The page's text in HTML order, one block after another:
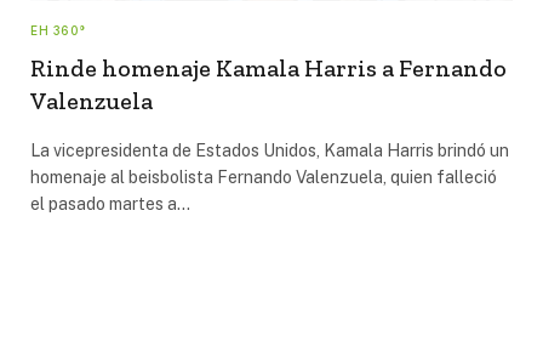
EH 360°
Rinde homenaje Kamala Harris a Fernando
Valenzuela
La vicepresidenta de Estados Unidos, Kamala Harris brindó un
homenaje al beisbolista Fernando Valenzuela, quien falleció
el pasado martes a…